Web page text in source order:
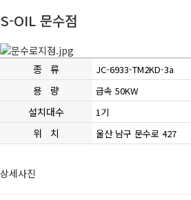
S-OIL 문수점
종 류 JC-6933-TM2KD-3a
용 량 급속 50KW
설치대수 1기
위 치 울산 남구 문수로 427
상세사진